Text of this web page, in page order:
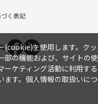
く表記
DEVICE, INC. Since 2005.9.19
(cookie)を使用します。クッ
部の機能および、サイトの使
ーケティング活動に利用する
ます。個人情報の取扱いにつ